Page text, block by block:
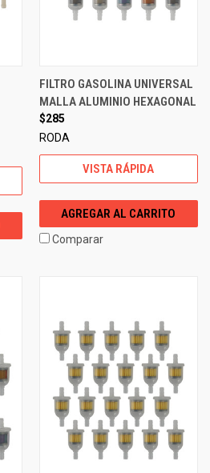
FILTRO GASOLINA UNIVERSAL
MALLA ALUMINIO HEXAGONAL
$285
RODA
VISTA RÁPIDA
AGREGAR AL CARRITO
Comparar